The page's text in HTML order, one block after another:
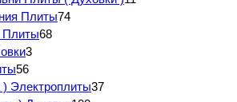
Плиты74
Плиты68
3
56
Электроплиты37